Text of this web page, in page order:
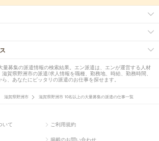
量募集の派遣情報の検索結果。エン派遣は、エンが運営する人材
賀県野洲市の派遣/求人情報を職種、勤務地、時給、勤務時間、
、あなたにピッタリの派遣のお仕事を探せます。
滋賀県野洲市 滋賀県野洲市 10名以上の大量募集の派遣の仕事一覧
いて ご利用規約
掲載のお問い合わせ